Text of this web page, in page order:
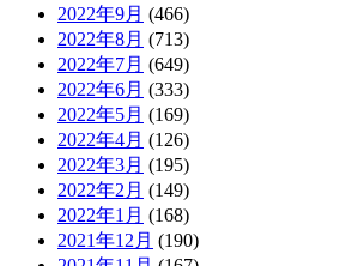
2022年9月 (466)
2022年8月 (713)
2022年7月 (649)
2022年6月 (333)
2022年5月 (169)
2022年4月 (126)
2022年3月 (195)
2022年2月 (149)
2022年1月 (168)
2021年12月 (190)